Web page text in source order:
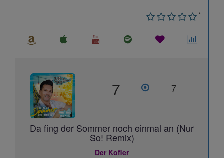
*
7 7
Da fing der Sommer noch einmal an (Nur
So! Remix)
Der Kofler